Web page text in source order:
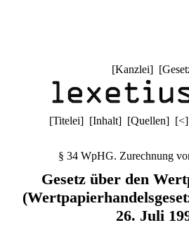
[Kanzlei] [
[Titelei] [Inhalt] [Quellen] [<]
§ 34 WpHG. Zurechnung
Gesetz über den
26. Juli